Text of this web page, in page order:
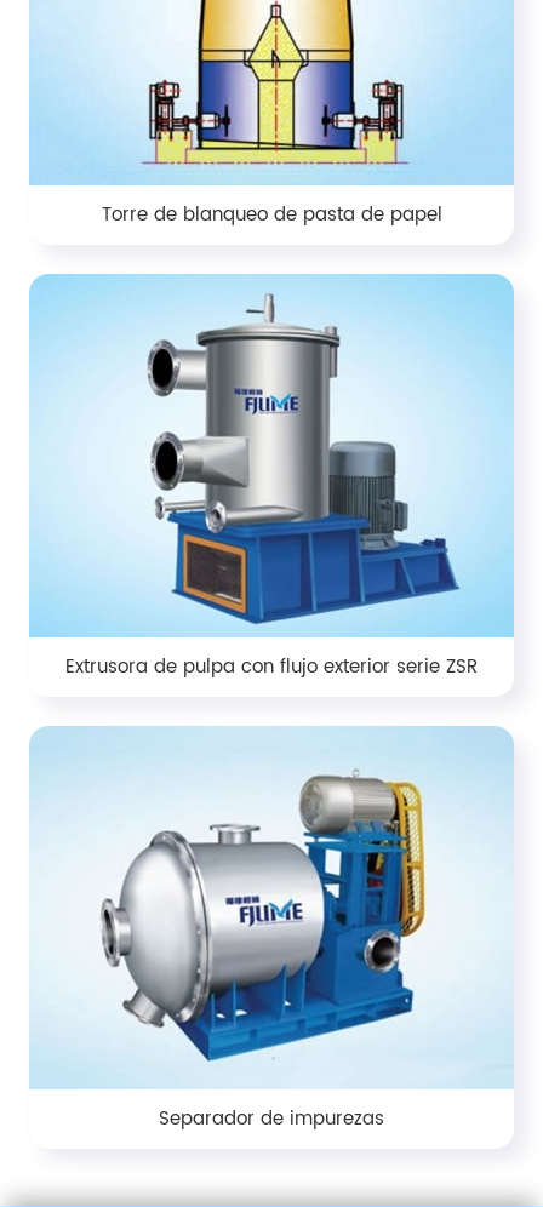
Torre de blanqueo de pasta de papel
Extrusora de pulpa con flujo exterior serie ZSR
Separador de impurezas